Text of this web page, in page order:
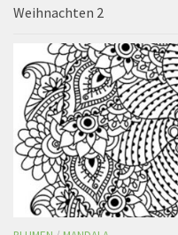
Weihnachten 2